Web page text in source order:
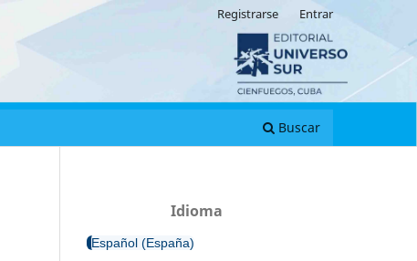
Buscar
Registrarse Entrar
Idioma
Español (España)